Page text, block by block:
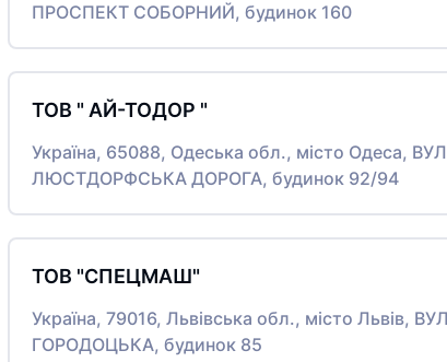
ПРОСПЕКТ СОБОРНИЙ, будинок 160
ТОВ " АЙ-ТОДОР "
Україна, 65088, Одеська обл., місто Одеса,
ЛЮСТДОРФСЬКА ДОРОГА, будинок 92/94
ТОВ "СПЕЦМАШ"
Україна, 79016, Львівська обл., місто Львів,
ГОРОДОЦЬКА, будинок 85